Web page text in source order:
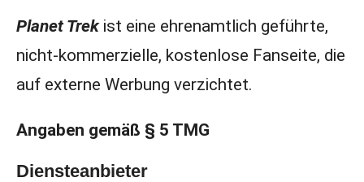
Planet Trekist eine ehrenamtlich geführte,
nicht-kommerzielle, kostenlose Fanseite, die
auf externe Werbung verzichtet.
Angaben gemäß § 5 TMG
Diensteanbieter